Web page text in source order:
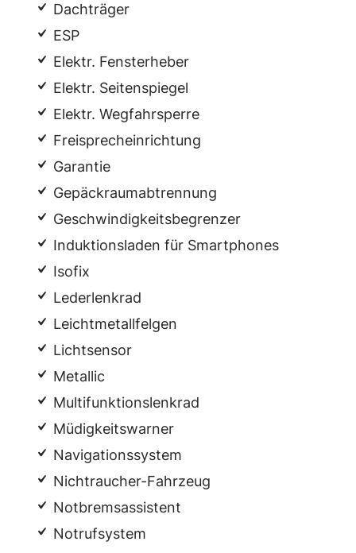
Dachträger
ESP
Elektr. Fensterheber
Elektr. Seitenspiegel
Elektr. Wegfahrsperre
Freisprecheinrichtung
Garantie
Gepäckraumabtrennung
Geschwindigkeitsbegrenzer
Induktionsladen für Smartphones
Isofix
Lederlenkrad
Leichtmetallfelgen
Lichtsensor
Metallic
Multifunktionslenkrad
Müdigkeitswarner
Navigationssystem
Nichtraucher-Fahrzeug
Notbremsassistent
Notrufsystem